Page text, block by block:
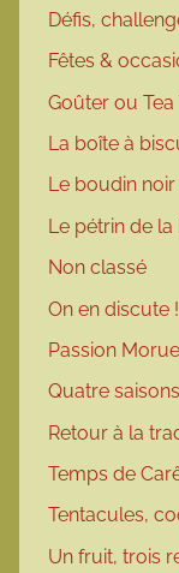
Défis,
Fêtes &
Goûter ou
La boîte à
Le boudin
Le pétrin de
Non classé
On en discute !
Passion
Quatre saisons
Retour à la
Temps de
Tentacules,
Un fruit, trois